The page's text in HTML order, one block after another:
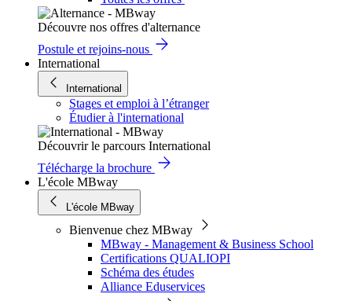
Découvre nos offres d'alternance
Postule et rejoins-nous
International
International
Stages et emploi à l’étranger
Étudier à l'international
Découvrir le parcours International
Télécharge la brochure
L'école MBway
L'école MBway
Bienvenue chez MBway
MBway - Management & Business School
Certifications QUALIOPI
Schéma des études
Alliance Eduservices